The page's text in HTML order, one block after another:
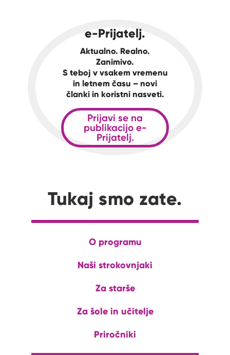
e-Prijatelj.
Aktualno. Realno.
Zanimivo.
S teboj v vsakem vremenu
in letnem času – novi
članki in koristni nasveti.
Prijavi se na
publikacijo e-
Prijatelj.
Tukaj smo zate.
O programu
Naši strokovnjaki
Za starše
Za šole in učitelje
Priročniki